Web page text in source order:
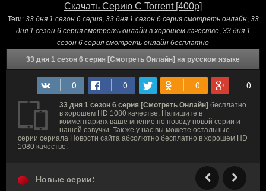
Скачать Серию С Torrent [400p]
Теги: 33 дня 1 сезон 6 серия, 33 дня 1 сезон 6 серия смотреть онлайн, 33
дня 1 сезон 6 серия смотреть онлайн в хорошем качестве, 33 дня 1
сезон 6 серия смотреть онлайн бесплатно
33 дня 1 сезон 6 серия [Смотреть Онлайн] на русском языке
33 дня 1 сезон 6 серия [Смотреть Онлайн] бесплатно
в хорошем HD 1080 качестве. Напишите в
комментариях ваше мнение по поводу новой серии и
нашей озвучки. Так же у нас вы можете остальные
серии сериала Новости сайта абсолютно бесплатно в хорошем HD
1080 качестве.
Новые серии: